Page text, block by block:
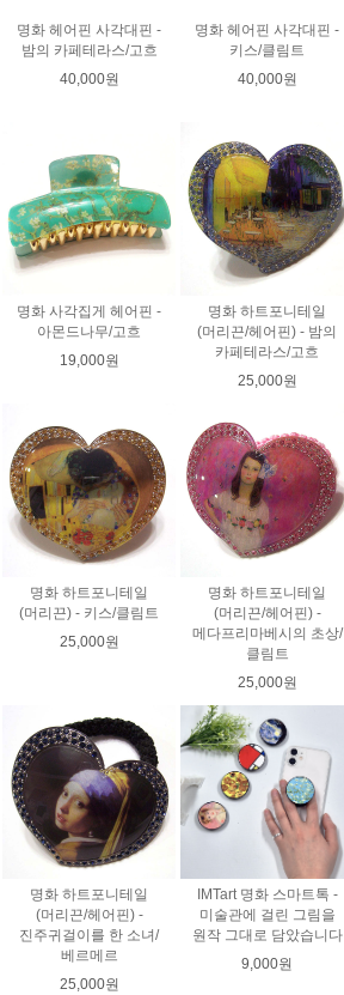
명화 헤어핀 사각대핀 -
밤의 카페테라스/고흐
40,000원
명화 헤어핀 사각대핀 -
키스/클림트
40,000원
명화 사각집게 헤어핀 -
아몬드나무/고흐
19,000원
명화 하트포니테일
(머리끈/헤어핀) - 밤의
카페테라스/고흐
25,000원
명화 하트포니테일
(머리끈) - 키스/클림트
25,000원
명화 하트포니테일
(머리끈/헤어핀) -
메다프리마베시의 초상/
클림트
25,000원
명화 하트포니테일
(머리끈/헤어핀) -
진주귀걸이를 한 소녀/
베르메르
25,000원
IMTart 명화 스마트톡 -
미술관에 걸린 그림을
원작 그대로 담았습니다
9,000원